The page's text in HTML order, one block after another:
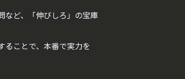
など、「伸びしろ」の宝庫
ることで、本番で実力を